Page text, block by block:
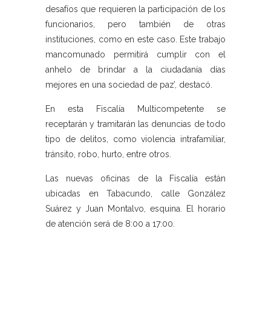
desafíos que requieren la participación de los
funcionarios, pero también de otras
instituciones, como en este caso. Este trabajo
mancomunado permitirá cumplir con el
anhelo de brindar a la ciudadanía días
mejores en una sociedad de paz’, destacó.
En esta Fiscalía Multicompetente se
receptarán y tramitarán las denuncias de todo
tipo de delitos, como violencia intrafamiliar,
tránsito, robo, hurto, entre otros.
Las nuevas oficinas de la Fiscalía están
ubicadas en Tabacundo, calle González
Suárez y Juan Montalvo, esquina. El horario
de atención será de 8:00 a 17:00.